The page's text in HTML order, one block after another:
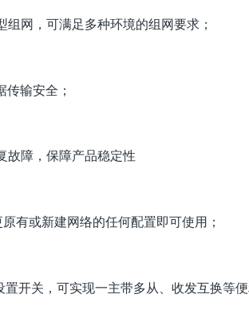
网，可满足多种环境的组网要求；
输安全；
障，保障产品稳定性
或新建网络的任何配置即可使用；
关，可实现一主带多从、收发互换等便